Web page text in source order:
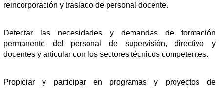
reincorporación y traslado de personal docente.
Detectar las necesidades y demandas de formación
permanente del personal de supervisión, directivo y
docentes y articular con los sectores técnicos competentes.
Propiciar y participar en programas y proyectos de